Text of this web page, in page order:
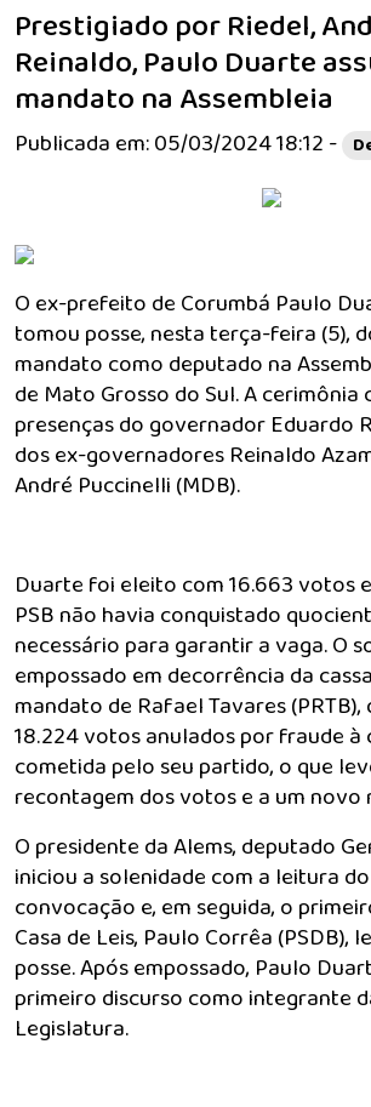
Prestigiado por Riedel,
Reinaldo, Paulo Duarte
mandato na Assembleia
Publicada em: 05/03/2024 18:12 -
O ex-prefeito de Corumbá Paulo
tomou posse, nesta terça-feira (5),
mandato como deputado na
de Mato Grosso do Sul. A
presenças do governador Eduardo
dos ex-governadores Reinaldo
André Puccinelli (MDB).
Duarte foi eleito com 16.663 votos
PSB não havia conquistado
necessário para garantir a vaga. O
empossado em decorrência da
mandato de Rafael Tavares
18.224 votos anulados por fraude
cometida pelo seu partido, o que
recontagem dos votos e a um novo
O presidente da Alems, deputado
iniciou a solenidade com a leitura
convocação e, em seguida, o
Casa de Leis, Paulo Corrêa (PSDB),
posse. Após empossado, Paulo
primeiro discurso como integrante
Legislatura.